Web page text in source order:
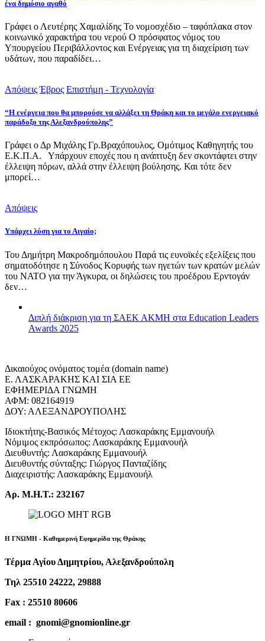
ένα δημόσιο αγαθό
Γράφει ο Λευτέρης Χαμαλίδης Το νομοσχέδιο – ταφόπλακα στον
κοινωνικό χαρακτήρα του νερού Ο πρόσφατος νόμος του
Υπουργείου Περιβάλλοντος και Ενέργειας για τη διαχείριση των
υδάτων, που παραδίδει…
Απόψεις Έβρος Επιστήμη - Τεχνολογία
“Η ενέργεια που θα μπορούσε να αλλάξει τη Θράκη και το μεγάλο ενεργειακό
παράδοξο της Αλεξανδρούπολης”
Γράφει ο Δρ Μιχάλης Γρ.Βραχόπουλος, Ομότιμος Καθηγητής του
Ε.Κ.Π.Α. Υπάρχουν εποχές που η ανάπτυξη δεν σκοντάφτει στην
έλλειψη πόρων, αλλά στην έλλειψη βούλησης. Και τότε δεν
μπορεί…
Απόψεις
Υπάρχει λύση για το Αιγαίο;
Του Δημήτρη Μακροδημόπουλου Παρά τις ευνοϊκές εξελίξεις που
σηματοδότησε η Σύνοδος Κορυφής των ηγετών των κρατών μελών
του ΝΑΤΟ για την Άγκυρα, οι δηλώσεις του προέδρου Ερντογάν
δεν…
Διπλή διάκριση για τη ΣΑΕΚ ΑΚΜΗ στα Education Leaders
Awards 2025
Δικαιούχος ονόματος τομέα (domain name)
Ε. ΛΑΣΚΑΡΑΚΗΣ ΚΑΙ ΣΙΑ ΕΕ
ΕΦΗΜΕΡΙΔΑ ΓΝΩΜΗ
ΑΦΜ: 082164919
ΔΟΥ: ΑΛΕΞΑΝΔΡΟΥΠΟΛΗΣ
Ιδιοκτήτης-Βασικός Μέτοχος: Λασκαράκης Εμμανουήλ
Νόμιμος εκπρόσωπος: Λασκαράκης Εμμανουήλ
Διευθυντής: Λασκαράκης Εμμανουήλ
Διευθυντής σύνταξης: Γιώργος Πανταζίδης
Διαχειριστής: Λασκαράκης Εμμανουήλ
Αρ. Μ.Η.Τ.: 232167
Η ΓΝΩΜΗ - Καθημερινή Εφημερίδα της Θράκης
Τέρμα Αγίου Δημητρίου, Αλεξανδρούπολη
Τηλ 25510 24222, 29888
Fax : 25510 80606
email : gnomi@gnomionline.gr